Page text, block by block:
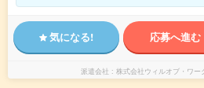
気になる! 応募へ進む
派遣会社 株式会社ウィルオブ・ワ